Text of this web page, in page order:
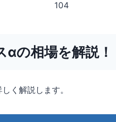
104
αの相場を解説！
く解説します。